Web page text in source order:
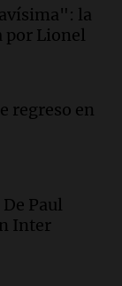
desde
a
el revés
la
por Lionel
regreso en
Paul
Inter